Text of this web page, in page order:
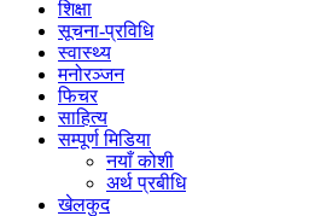
शिक्षा
सूचना-प्रविधि
स्वास्थ्य
मनोरञ्जन
फिचर
साहित्य
सम्पूर्ण मिडिया
नयाँ कोशी
अर्थ प्रबीधि
खेलकुद